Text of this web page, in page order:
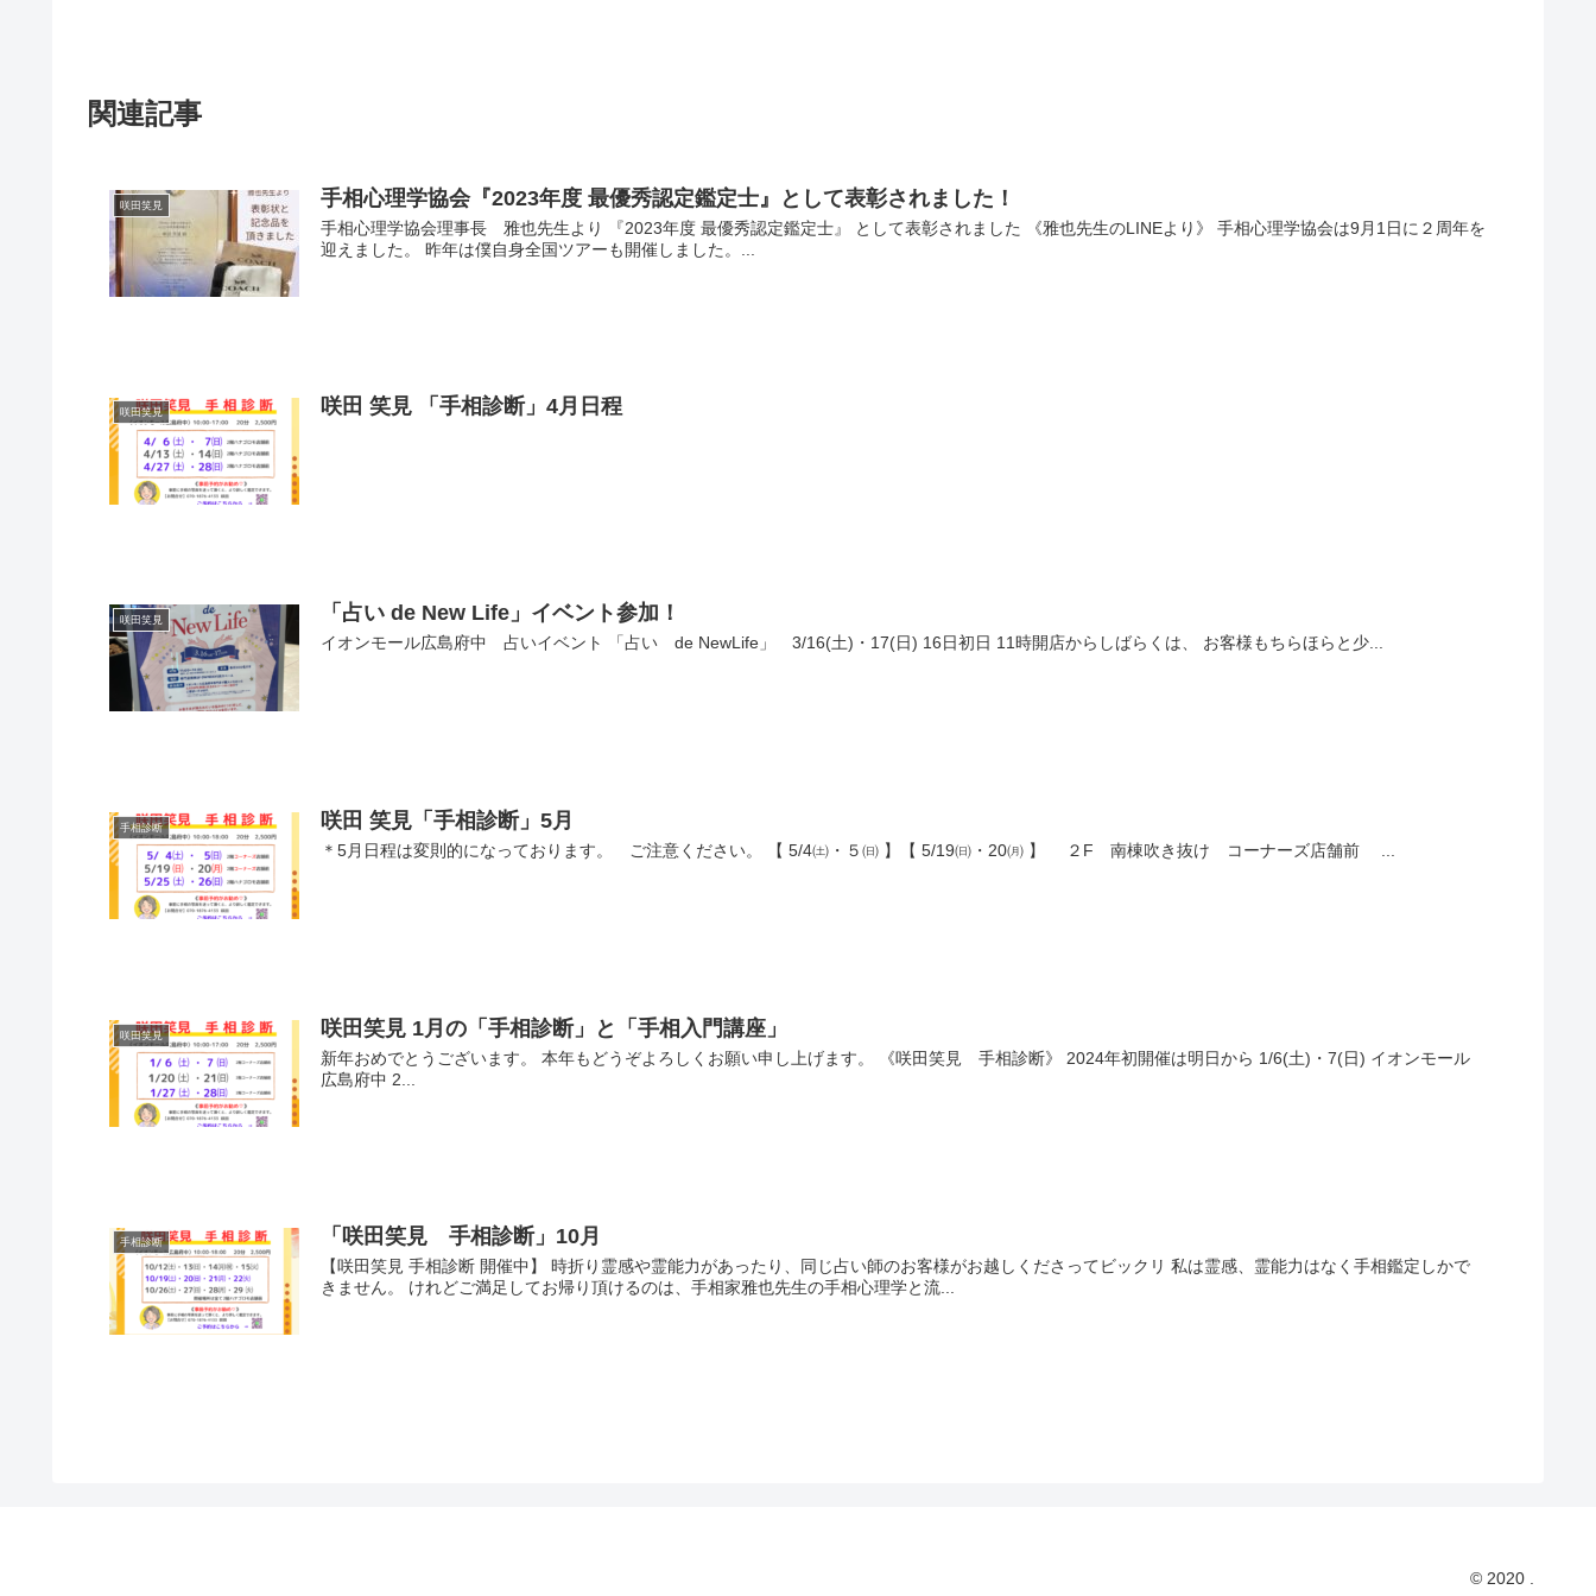
関連記事
咲田笑見 手相心理学協会『2023年度 最優秀認定鑑定士』として表彰されました！
手相心理学協会理事長 雅也先生より 『2023年度 最優秀認定鑑定士』 として表彰されました 《雅也先生のLINEより》 手相心理学協会は9月1日に２周年を
迎えました。 昨年は僕自身全国ツアーも開催しました。...
咲田笑見 咲田 笑見 「手相診断」4月日程
咲田笑見 「占い de New Life」イベント参加！
イオンモール広島府中 占いイベント 「占い de NewLife」 3/16(土)・17(日) 16日初日 11時開店からしばらくは、 お客様もちらほらと少...
手相診断 咲田 笑見「手相診断」5月
＊5月日程は変則的になっております。 ご注意ください。 【 5/4㈯・５㈰ 】【 5/19㈰・20㈪ 】 ２F 南棟吹き抜け コーナーズ店舗前 ...
咲田笑見 咲田笑見 1月の「手相診断」と「手相入門講座」
新年おめでとうございます。 本年もどうぞよろしくお願い申し上げます。 《咲田笑見 手相診断》 2024年初開催は明日から 1/6(土)・7(日) イオンモール
広島府中 2...
手相診断 「咲田笑見 手相診断」10月
【咲田笑見 手相診断 開催中】 時折り霊感や霊能力があったり、同じ占い師のお客様がお越しくださってビックリ 私は霊感、霊能力はなく手相鑑定しかで
きません。 けれどご満足してお帰り頂けるのは、手相家雅也先生の手相心理学と流...
© 2020 .